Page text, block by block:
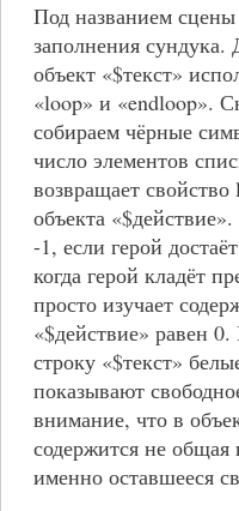
Под названием
заполнения
объект «$текст»
«loop» и «endloop».
собираем чёрные
число элементов
возвращает
объекта
-1, если герой
когда герой кладёт
просто изучает
«$действие» равен
строку «$текст»
показывают
внимание, что в
содержится не общая
именно оставшееся